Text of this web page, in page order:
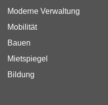
Moderne Verwaltung
Mobilität
Bauen
Mietspiegel
Bildung